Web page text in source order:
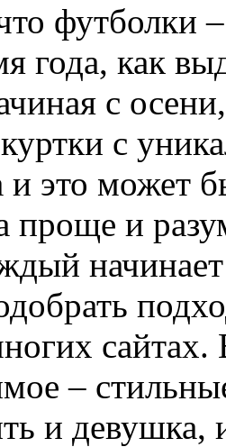
футболки
года, как
с
с
и это может
проще и
–
и девушка,